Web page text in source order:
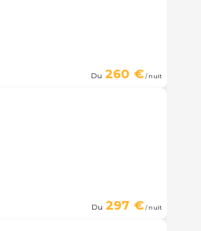
Du 260 €/ nuit
Du 297 €/ nuit